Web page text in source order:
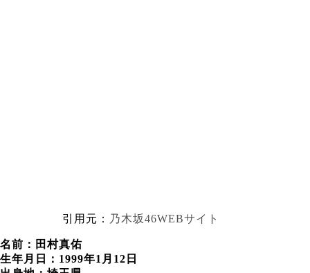
引用元： 乃木坂46WEBサイト
名前：田村真佑
生年月日：1999年1月12日